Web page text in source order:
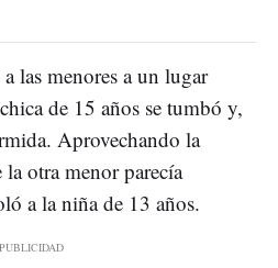
las menores a un lugar
de 15 años se tumbó y,
Aprovechando la
otra menor parecía
a la niña de 13 años.